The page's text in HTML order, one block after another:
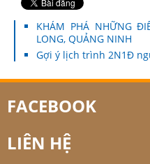
KHÁM PHÁ NHỮNG
LONG, QUẢNG NINH
Gợi ý lịch trình 2N1Đ
FACEBOOK
LIÊN HỆ